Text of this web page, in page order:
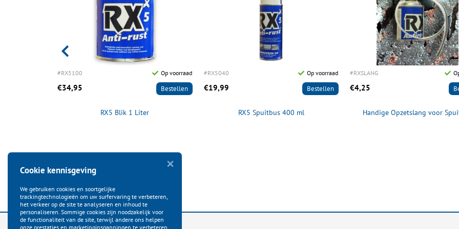
#RX5100 Op voorraad
€34,95 Bestellen
RX5 Blik 1 Liter
#RX5040 Op voorraad
€19,99 Bestellen
RX5 Spuitbus 400 ml
#RXSLANG
€4,25
Handige Opzetslang voor
Cookie kennisgeving
We gebruiken cookies en soortgelijke
trackingtechnologieën om uw surfervaring te verbeteren,
het verkeer op de site te analyseren en inhoud te
personaliseren. Sommige cookies zijn noodzakelijk voor
de functionaliteit van de site, terwijl andere ons helpen
onze prestaties en marketinginspanningen te verbeteren.